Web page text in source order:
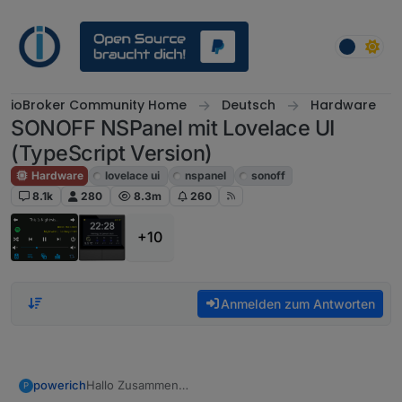
ioBroker Community Home Deutsch Hardware
SONOFF NSPanel mit Lovelace UI
(TypeScript Version)
Hardware lovelace ui nspanel
sonoff
8.1k
280 8.3m 260
+10
Anmelden zum Antworten
P powerichHallo Zusammen